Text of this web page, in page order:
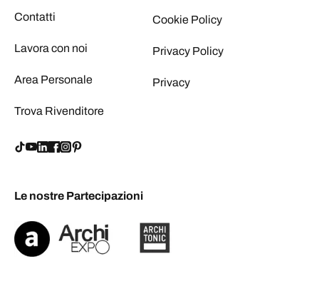
Contatti
Lavora con noi
Area Personale
Trova Rivenditore
Cookie Policy
Privacy Policy
Privacy
Le nostre Partecipazioni